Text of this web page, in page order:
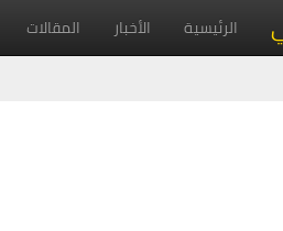
الرئيسية الأخبار المقالات